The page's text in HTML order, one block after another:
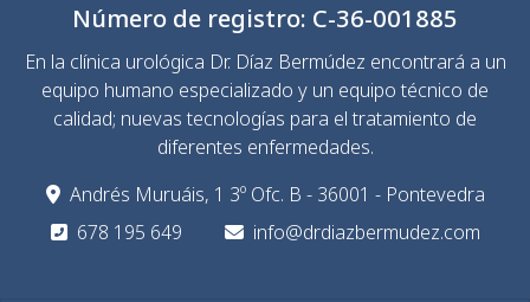
Número de registro: C-36-001885
En la clínica urológica Dr. Díaz Bermúdez encontrará a un
equipo humano especializado y un equipo técnico de
calidad; nuevas tecnologías para el tratamiento de
diferentes enfermedades.
Andrés Muruáis, 1 3º Ofc. B - 36001 - Pontevedra
678 195 649
info@drdiazbermudez.com